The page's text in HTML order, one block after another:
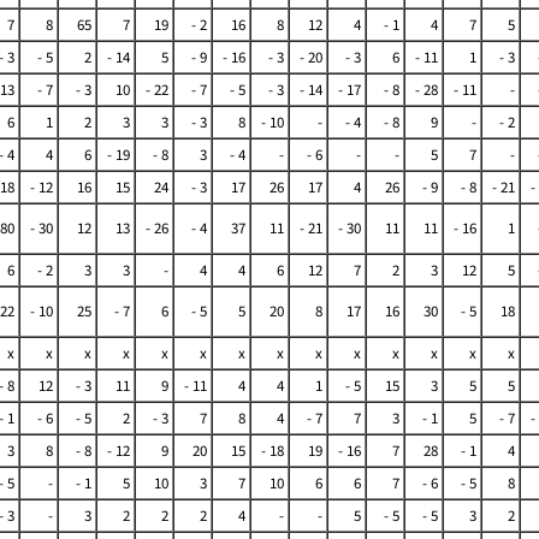
7 8 65 7 19 - 2 16 8 12 4 - 1 4 7
5
- 3 - 5 2 - 14 5 - 9 - 16 - 3 - 20 - 3 6 - 11 1 - 3
13 - 7 - 3 10 - 22 - 7 - 5 - 3 - 14 - 17 - 8 - 28 - 11 -
6 1 2 3 3 - 3 8 - 10 - - 4 - 8 9 -
- 2
- 4 4 6 - 19 - 8 3 - 4 - - 6 - - 5 7 -
18 - 12 16 15 24 - 3 17 26 17 4 26 - 9 - 8 - 21
-
80 - 30 12 13 - 26 - 4 37 11 - 21 - 30 11 11 - 16 1
6 - 2 3 3 - 4 4 6 12 7 2 3 12 5
- 10 25 - 7 6 - 5 5 20 8 17 16 30 - 5
18
x x x x x x x x x x x x x
x
- 8 12 - 3 11 9 - 11 4 4 1 - 5 15 3 5
5
- 1 - 6 - 5 2 - 3 7 8 4 - 7 7 3 - 1 5 - 7
-
3 8 - 8 - 12 9 20 15 - 18 19 - 16 7 28 - 1
4
- 5 - - 1 5 10 3 7 10 6 6 7 - 6 - 5
8
- 3 - 3 2 2 2 4 - - 5 - 5 - 5 3
2